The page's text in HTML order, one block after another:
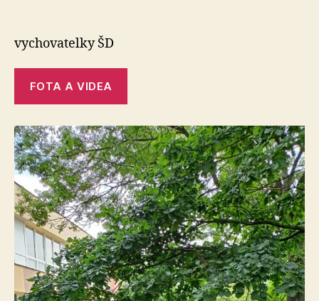
vychovatelky ŠD
FOTA A VIDEA